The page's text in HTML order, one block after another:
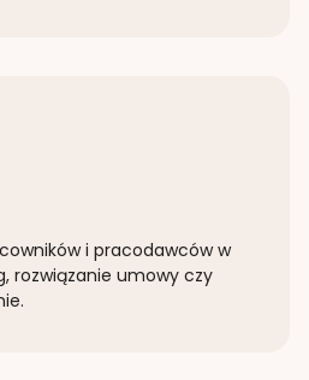
i pracodawców w
rozwiązanie umowy czy